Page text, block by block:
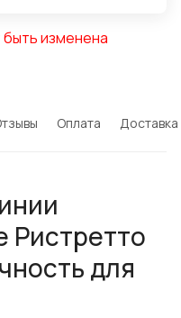
изменена
Оплата Доставка
Ристретто
для